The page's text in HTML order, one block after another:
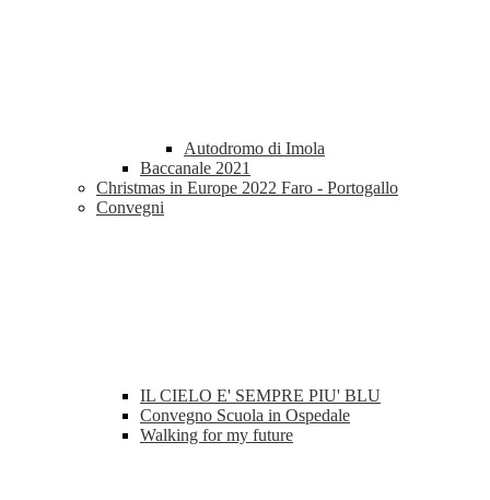
Autodromo di Imola
Baccanale 2021
Christmas in Europe 2022 Faro - Portogallo
Convegni
IL CIELO E' SEMPRE PIU' BLU
Convegno Scuola in Ospedale
Walking for my future